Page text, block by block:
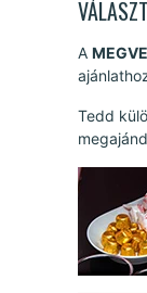
A
Tedd